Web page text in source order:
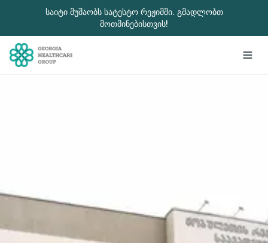
გადადით მთავარ შინაარსზე
საიტი მუშაობს სატესტო რეჟიმში. გმადლობთ
მოთმინებისთვის!